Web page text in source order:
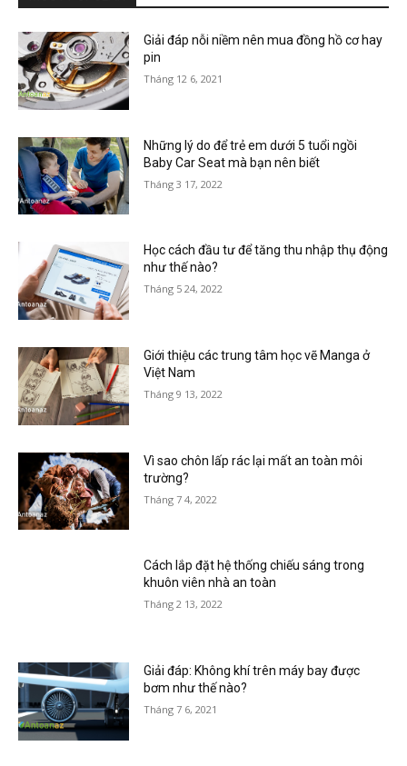
Giải đáp nỗi niềm nên mua đồng hồ cơ hay
pin
Tháng 12 6, 2021
Những lý do để trẻ em dưới 5 tuổi ngồi
Baby Car Seat mà bạn nên biết
Tháng 3 17, 2022
Học cách đầu tư để tăng thu nhập thụ động
như thế nào?
Tháng 5 24, 2022
Giới thiệu các trung tâm học vẽ Manga ở
Việt Nam
Tháng 9 13, 2022
Vì sao chôn lấp rác lại mất an toàn môi
trường?
Tháng 7 4, 2022
Cách lắp đặt hệ thống chiếu sáng trong
khuôn viên nhà an toàn
Tháng 2 13, 2022
Giải đáp: Không khí trên máy bay được
bơm như thế nào?
Tháng 7 6, 2021